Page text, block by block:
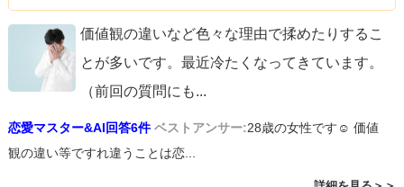
価値観の違いなど色々な理由で揉めたりするこ
とが多いです。最近冷たくなってきています。
（前回の質問にも...
恋愛マスター&AI回答6件 ベストアンサー:28歳の女性です☺︎ 価値
観の違い等ですれ違うことは恋...